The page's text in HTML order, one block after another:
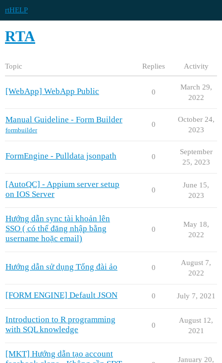
rtHELP
RTA
Topic Replies Activity
[WebApp] WebApp Public 0
March 29,
2022
Manual Guideline - Form Builder
formbuilder
0
October 24,
2023
FormEngine - Pulldata jsonpath 0
September
25, 2023
[AutoQC] - Appium server setup
on IOS Server
0
June 15,
2023
Hướng dẫn sync tài khoản lên
SSO ( có thể đăng nhập bằng
username hoặc email)
0
May 18,
2022
Hướng dẫn sử dụng Tổng đài ảo 0
August 7,
2022
[FORM ENGINE] Default JSON 0 July 7, 2021
Introduction to R programming
with SQL knowledge
0
August 12,
2021
[MKT] Hướng dẫn tạo account
January 20,